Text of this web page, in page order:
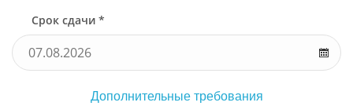
Срок сдачи *
Дополнительные требования